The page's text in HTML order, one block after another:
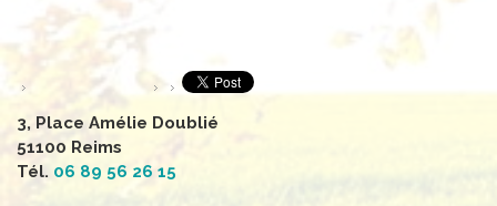
3, Place Amélie Doublié
51100 Reims
Tél. 06 89 56 26 15